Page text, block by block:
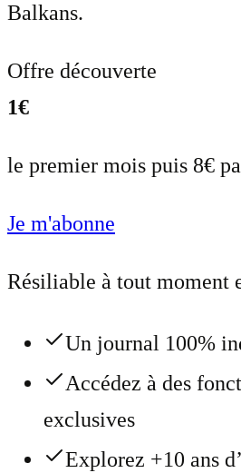
Balkans.
Offre découverte
1€
le premier mois puis 8€
Je m'abonne
Résiliable à tout moment
Un journal 100%
Accédez à des
exclusives
Explorez +10 ans